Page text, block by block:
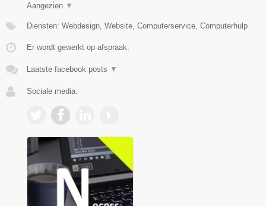
Aangezien ▼
Diensten: Webdesign, Website, Computerservice, Computerhulp
Er wordt gewerkt op afspraak.
Laatste facebook posts ▼
Sociale media: